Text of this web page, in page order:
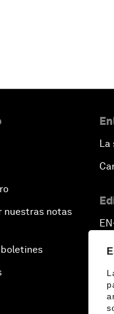
nuestras notas
EN ▪